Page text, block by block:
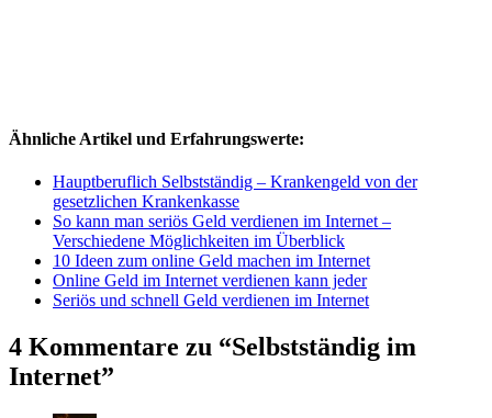
Ähnliche Artikel und Erfahrungswerte:
Hauptberuflich Selbstständig – Krankengeld von der
gesetzlichen Krankenkasse
So kann man seriös Geld verdienen im Internet –
Verschiedene Möglichkeiten im Überblick
10 Ideen zum online Geld machen im Internet
Online Geld im Internet verdienen kann jeder
Seriös und schnell Geld verdienen im Internet
4 Kommentare zu “Selbstständig im
Internet”